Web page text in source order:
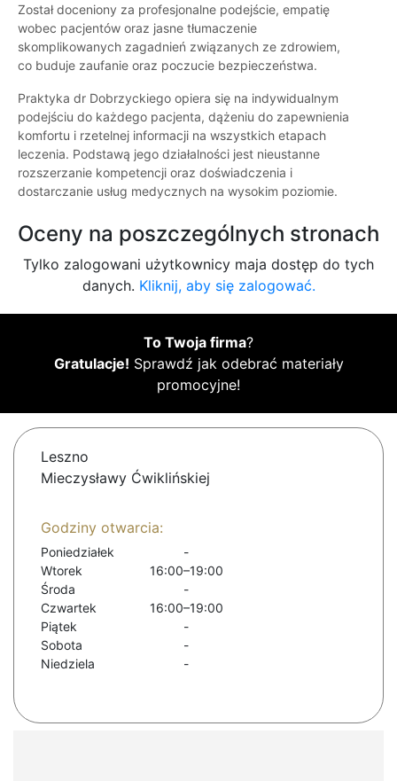
Został doceniony za profesjonalne podejście, empatię
wobec pacjentów oraz jasne tłumaczenie
skomplikowanych zagadnień związanych ze zdrowiem,
co buduje zaufanie oraz poczucie bezpieczeństwa.
Praktyka dr Dobrzyckiego opiera się na indywidualnym
podejściu do każdego pacjenta, dążeniu do zapewnienia
komfortu i rzetelnej informacji na wszystkich etapach
leczenia. Podstawą jego działalności jest nieustanne
rozszerzanie kompetencji oraz doświadczenia i
dostarczanie usług medycznych na wysokim poziomie.
Oceny na poszczególnych stronach
Tylko zalogowani użytkownicy maja dostęp do tych
danych. Kliknij, aby się zalogować.
To Twoja firma?
Gratulacje! Sprawdź jak odebrać materiały
promocyjne!
Leszno
Mieczysławy Ćwiklińskiej
Godziny otwarcia:
Poniedziałek
-
Wtorek
16:00–19:00
Środa
-
Czwartek
16:00–19:00
Piątek
-
Sobota
-
Niedziela
-